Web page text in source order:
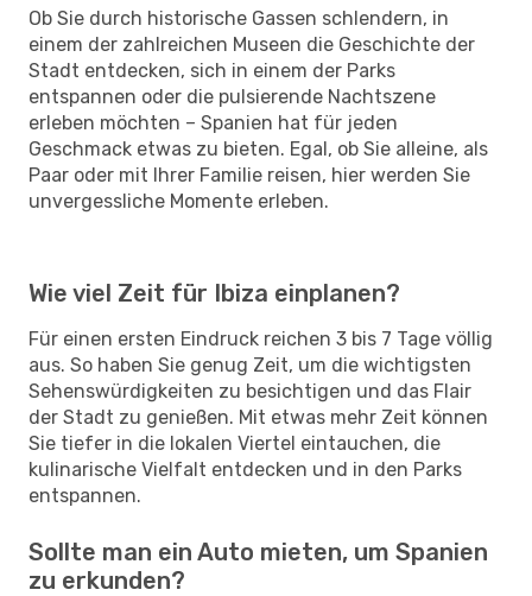
Ob Sie durch historische Gassen schlendern, in
einem der zahlreichen Museen die Geschichte der
Stadt entdecken, sich in einem der Parks
entspannen oder die pulsierende Nachtszene
erleben möchten – Spanien hat für jeden
Geschmack etwas zu bieten. Egal, ob Sie alleine, als
Paar oder mit Ihrer Familie reisen, hier werden Sie
unvergessliche Momente erleben.
Wie viel Zeit für Ibiza einplanen?
Für einen ersten Eindruck reichen 3 bis 7 Tage völlig
aus. So haben Sie genug Zeit, um die wichtigsten
Sehenswürdigkeiten zu besichtigen und das Flair
der Stadt zu genießen. Mit etwas mehr Zeit können
Sie tiefer in die lokalen Viertel eintauchen, die
kulinarische Vielfalt entdecken und in den Parks
entspannen.
Sollte man ein Auto mieten, um Spanien
zu erkunden?